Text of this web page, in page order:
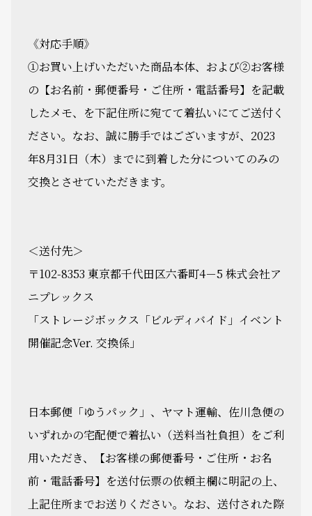
《対応手順》
①お買い上げいただいた商品本体、および②お客様
の【お名前・郵便番号・ご住所・電話番号】を記載
したメモ、を下記住所に宛てて着払いにてご送付く
ださい。なお、誠に勝手ではございますが、2023
年8月31日（木）までに到着した分についてのみの
交換とさせていただきます。
＜送付先＞
〒102-8353 東京都千代田区六番町4－5 株式会社ア
ニプレックス
「ストレージボックス「ビルディバイド」イベント
開催記念Ver. 交換係」
日本郵便「ゆうパック」、ヤマト運輸、佐川急便の
いずれかの宅配便で着払い（送料当社負担）をご利
用いただき、【お客様の郵便番号・ご住所・お名
前・電話番号】を送付伝票の依頼主欄に明記の上、
上記住所までお送りください。なお、送付された際